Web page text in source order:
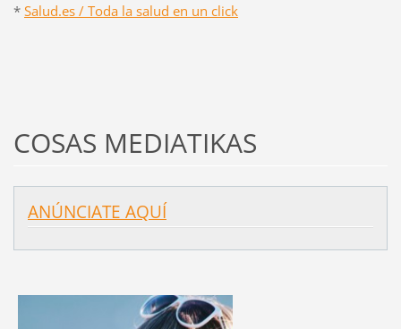
* Salud.es / Toda la salud en un click
COSAS MEDIATIKAS
ANÚNCIATE AQUÍ